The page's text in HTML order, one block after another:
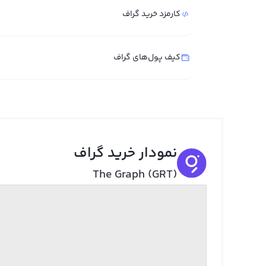
کارمزد خرید گراف
کیف پول‌های گراف
نمودار خرید گراف
The Graph (GRT)